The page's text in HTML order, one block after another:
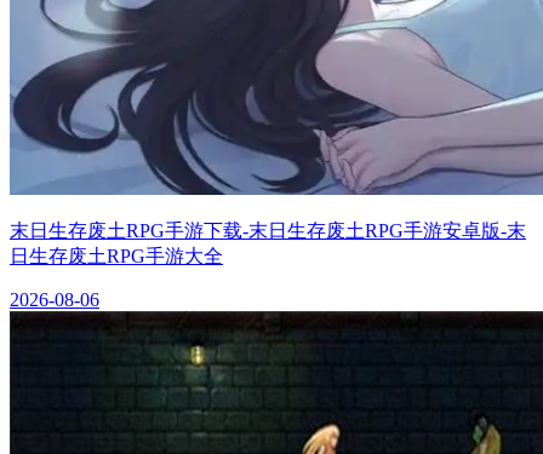
末日生存废土RPG手游下载-末日生存废土RPG手游安卓版-末
日生存废土RPG手游大全
2026-08-06